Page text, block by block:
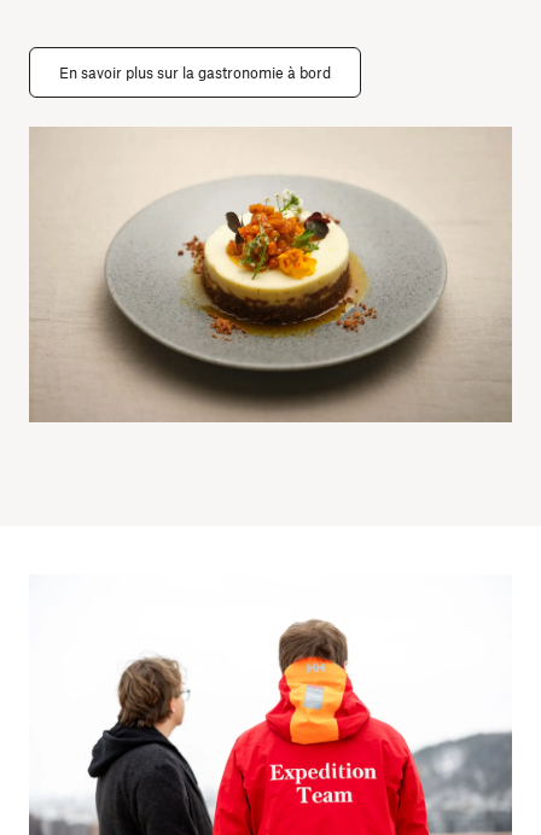
En savoir plus sur la gastronomie à bord